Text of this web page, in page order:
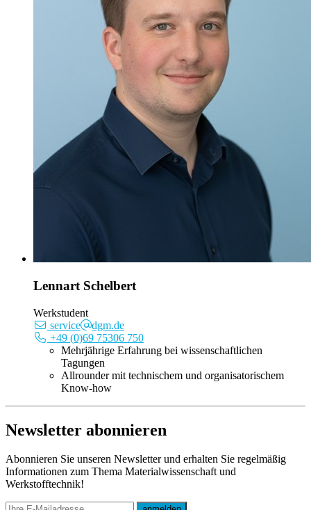
Lennart Schelbert
Werkstudent
service
dgm.de
+49 (0)69 75306 750
Mehrjährige Erfahrung bei wissenschaftlichen
Tagungen
Allrounder mit technischem und organisatorischem
Know-how
Newsletter abonnieren
Abonnieren Sie unseren Newsletter und erhalten Sie regelmäßig
Informationen zum Thema Materialwissenschaft und
Werkstofftechnik!
E-mail